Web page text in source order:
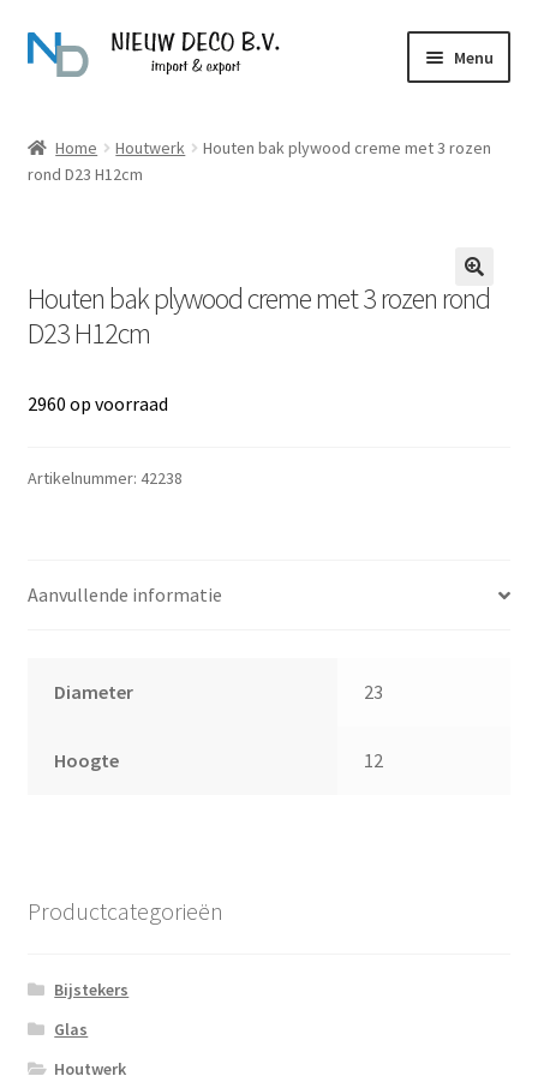
Ga
door
navigatie
Ga
naar
inhoud
Menu
Producten
Home Houtwerk
Houten bak plywood creme met 3 rozen
rond D23 H12cm
Houten bak plywood creme met 3 rozen rond
D23 H12cm
2960 op voorraad
Artikelnummer: 42238
Aanvullende informatie
Diameter 23
Hoogte 12
Productcategorieën
Bijstekers
Glas
Houtwerk